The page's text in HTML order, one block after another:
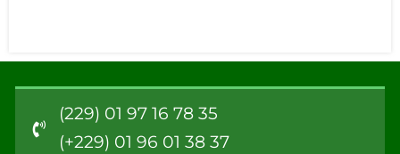
(229) 01 97 16 78 35
(+229) 01 96 01 38 37